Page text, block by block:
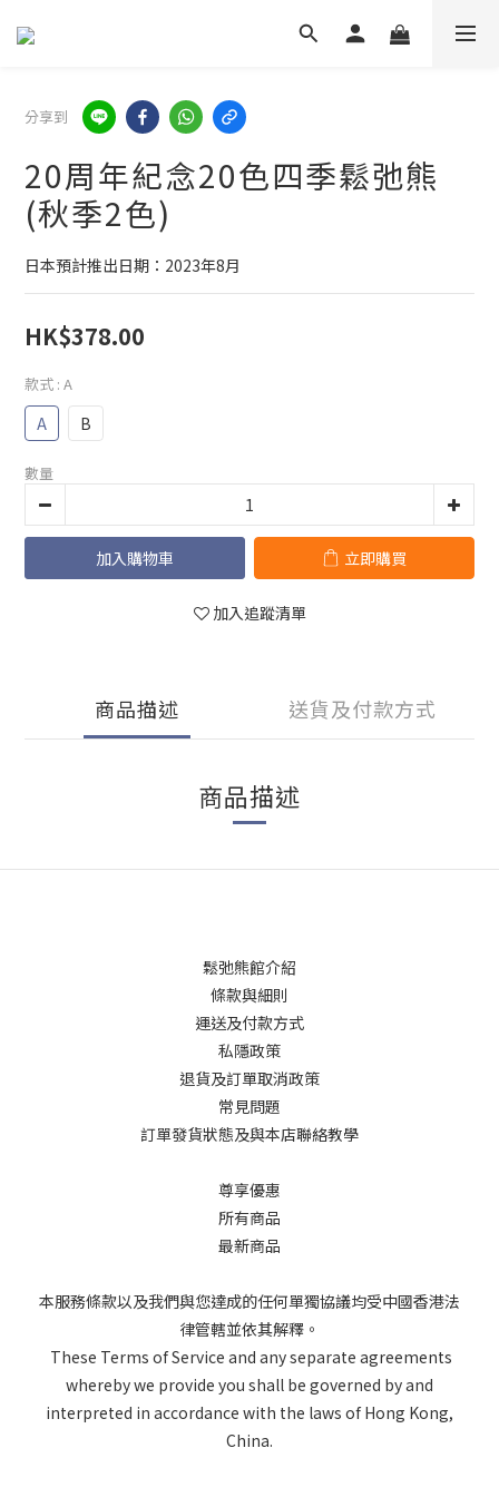
分享到
20周年紀念20色四季鬆弛熊
(秋季2色)
日本預計推出日期：2023年8月
HK$378.00
款式 : A
A B
數量
加入購物車 立即購買
加入追蹤清單
商品描述 送貨及付款方式
商品描述
鬆弛熊館介紹
條款與細則
運送及付款方式
私隱政策
退貨及訂單取消政策
常見問題
訂單發貨狀態及與本店聯絡教學
尊享優惠
所有商品
最新商品
本服務條款以及我們與您達成的任何單獨協議均受中國香港法
律管轄並依其解釋。
These Terms of Service and any separate agreements
whereby we provide you shall be governed by and
interpreted in accordance with the laws of Hong Kong,
China.